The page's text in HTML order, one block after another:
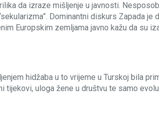
da izraze mišljenje u javnosti.
Dominantni diskurs Zapada je
Europskim zemljama javno kažu da su
hidžaba u to vrijeme u Turskoj bila
uloga žene u društvu te samo